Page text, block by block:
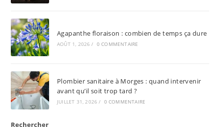
Agapanthe floraison : combien de temps ça dure
AOÛT 1, 2026 / 0 COMMENTAIRE
Plombier sanitaire à Morges : quand intervenir
avant qu’il soit trop tard ?
JUILLET 31, 2026 / 0 COMMENTAIRE
Rechercher